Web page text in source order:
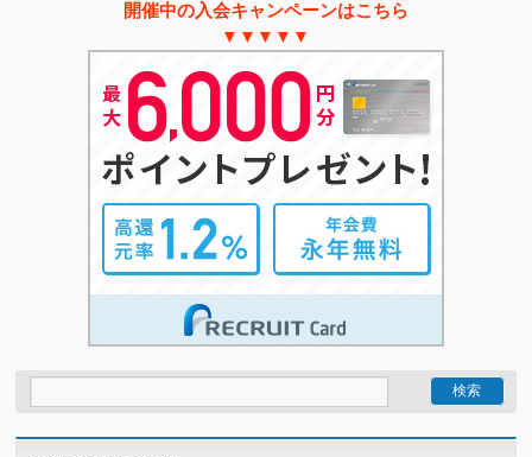
開催中の入会キャンペーンはこちら
▼▼▼▼▼